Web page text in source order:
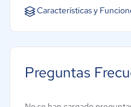
Español Inglés
Características y
Preguntas